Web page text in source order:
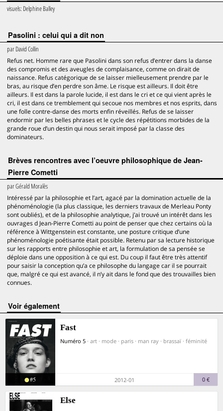
visuels: Delphine Balley
Pasolini : celui qui a dit non
parDavid Collin
Refus net. Homme rare que Pasolini dans son refus d’entrer dans la danse
des compromis et des aveugles de complaisance, comme on dirait de
naissance. Refus catégorique de se laisser mielleusement prendre par le
bras, au risque d’en perdre son âme. Le risque est ailleurs. Il doit être
ailleurs. Il est dans la parole lucide, il est dans le cri et ce qui vient après le
cri, il est dans ce tremblement qui secoue nos membres et nos esprits, dans
une folle contre-danse des morts enfin réveillés. Refus de se laisser
endormir par les belles phrases et le cycle des répétitions morbides de la
grande roue d’un destin qui nous serait imposé par la classe des
dominateurs.
Brèves rencontres avec l’oeuvre philosophique de Jean-
Pierre Cometti
parGérald Moralès
Intéressé par la philosophie et l’art, agacé par la domination actuelle de la
phénoménologie (la plus classique, les derniers travaux de Merleau Ponty
sont oubliés), et de la philosophie analytique, j’ai trouvé un intérêt dans les
ouvrages d Jean-Pierre Cometti au point de penser que chez certains où la
référence à Wittgenstein est constante, une posture critique d’une
phénoménologie poétisante était possible. Retenu par sa lecture historique
sur les rapports entre philosophie et art, la formulation de sa pensée se
déploie dans une opposition à ce qui est. Du coup il faut être très attentif
pour saisir la conception qu’a ce philosophe du langage car il se pourrait
que, malgré ce qui est avancé, il n’y ait dans le fond que des trouvailles bien
connues.
voir également
Fast
Numéro 5 · art · mode · paris · man ray · brassaï · féminité
#5 2012-01 0 €
Else